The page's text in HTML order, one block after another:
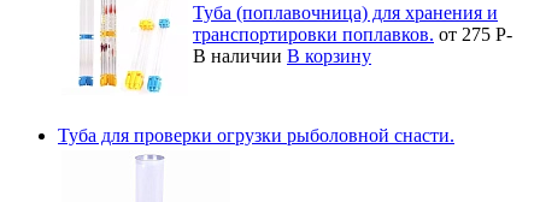
Туба (поплавочница) для хранения и
транспортировки поплавков. от 275 Р-
В наличии В корзину
Туба для проверки огрузки рыболовной снасти.